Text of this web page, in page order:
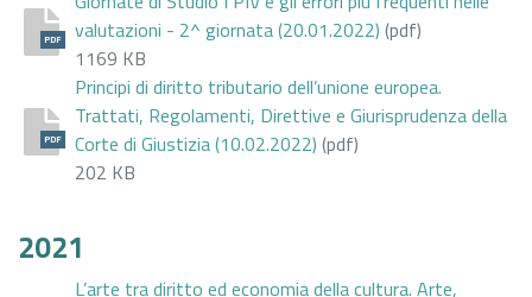
PDF
valutazioni - 2^ giornata (20.01.2022) (pdf)
1169 KB
PDF
Principi di diritto tributario dell’unione europea.
Trattati, Regolamenti, Direttive e Giurisprudenza della
Corte di Giustizia (10.02.2022) (pdf)
202 KB
2021
L’arte tra diritto ed economia della cultura. Arte,